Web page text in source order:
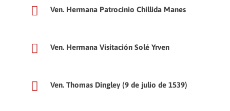
Ven. Hermana Patrocinio Chillida Manes
Ven. Hermana Visitación Solé Yrven
Ven. Thomas Dingley (9 de julio de 1539)